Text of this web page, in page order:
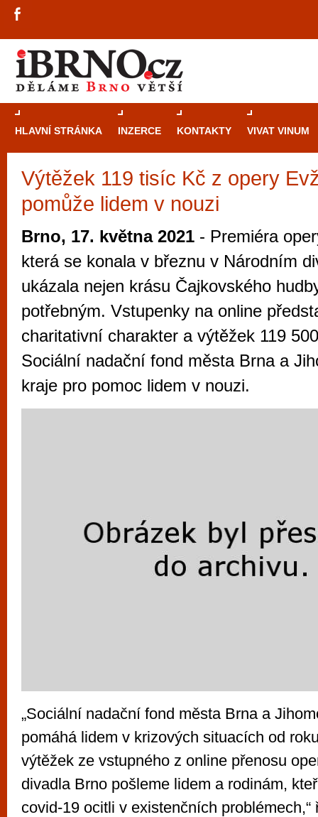
HLAVNÍ STRÁNKA INZERCE KONTAKTY VIVAT VINUM
Výtěžek 119 tisíc Kč z opery
pomůže lidem v nouzi
Brno, 17. května 2021 - Premiéra
která se konala v březnu v Národním
ukázala nejen krásu Čajkovského
potřebným. Vstupenky na online
charitativní charakter a výtěžek 119
Sociální nadační fond města Brna a
kraje pro pomoc lidem v nouzi.
„Sociální nadační fond města Brna a
pomáhá lidem v krizových situacích od
výtěžek ze vstupného z online přenosu
divadla Brno pošleme lidem a rodinám,
covid-19 ocitli v existenčních problémech,“
Průvodce
Brně: Od
Brno je
zajímavé
restaurace,
Mimo jiné je ale také místem, kde si
vyzkoušet různé kasinové hry. V
metropoli naleznete širokou nabídku her
po moderní automaty jak pro pravidelné
příležitostné hráče. V...